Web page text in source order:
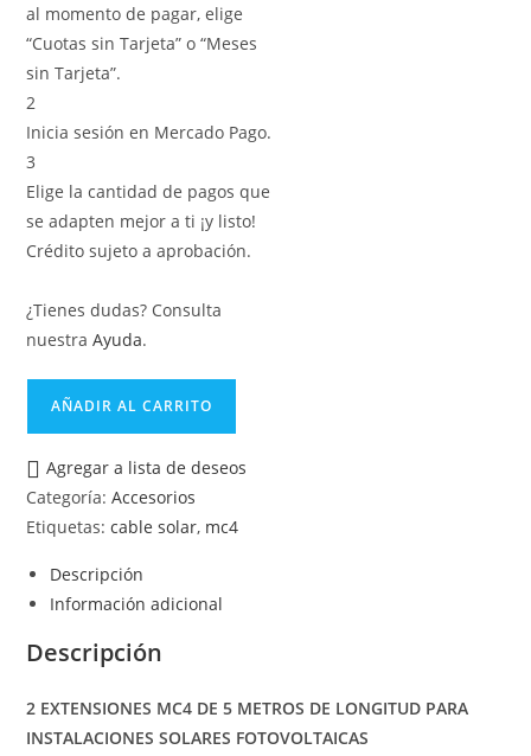
al momento de pagar, elige
“Cuotas sin Tarjeta” o “Meses
sin Tarjeta”.
2
Inicia sesión en Mercado Pago.
3
Elige la cantidad de pagos que
se adapten mejor a ti ¡y listo!
Crédito sujeto a aprobación.
¿Tienes dudas? Consulta
nuestraAyuda.
AÑADIR AL CARRITO
Agregar a lista de deseos
Categoría:Accesorios
Etiquetas:cable solar, mc4
Descripción
Información adicional
Descripción
2 EXTENSIONES MC4 DE 5 METROS DE LONGITUD PARA
INSTALACIONES SOLARES FOTOVOLTAICAS